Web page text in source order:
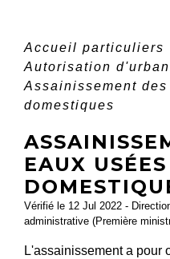
Accueil particuliers
Autorisation
Assainissement
domestiques
EAUX USÉES
Vérifié le 12 Jul 2022 -
administrative (Première
L'assainissement a pour